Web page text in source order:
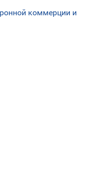
коммерции и